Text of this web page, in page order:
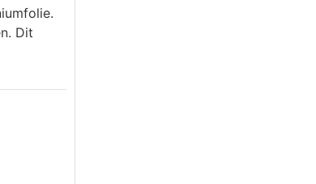
Dit